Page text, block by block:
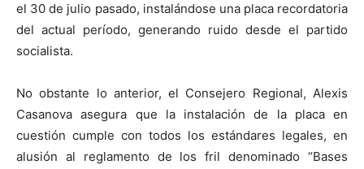
el 30 de julio pasado, instalándose una placa recordatoria
del actual período, generando ruido desde el partido
socialista.
No obstante lo anterior, el Consejero Regional, Alexis
Casanova asegura que la instalación de la placa en
cuestión cumple con todos los estándares legales, en
alusión al reglamento de los fril denominado “Bases